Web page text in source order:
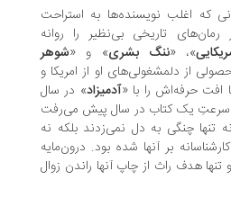
نویسنده‌ها به استراحت
تاریخی بی‌نظیر را روانه
»، «ننگ بشری » و «شوهر
دلمشغولی‌های او از امریکا و
را با «آدمیزاد» در سال
ساله با سرعتِ یک کتاب در سال پیش می‌رفت
چنگی به دل نمی‌زدند بلکه نه
بر آنها شده بود. درون‌مایه
راث از چاپ آنها راندن زوال